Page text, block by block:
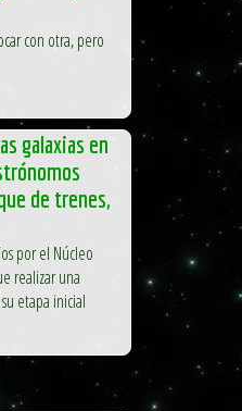
con otra, pero
galaxias en
de trenes,
por el Núcleo
realizar una
etapa inicial